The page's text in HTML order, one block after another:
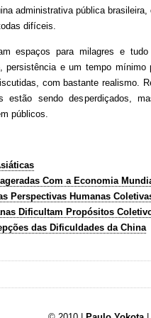
administrativa pública
difíceis.
espaços para milagres e
persistência e um tempo
com bastante realismo.
estão sendo desperdiçados,
públicos.
Com a Economia
Perspectivas Humanas
Dificultam Propósitos
das Dificuldades da China